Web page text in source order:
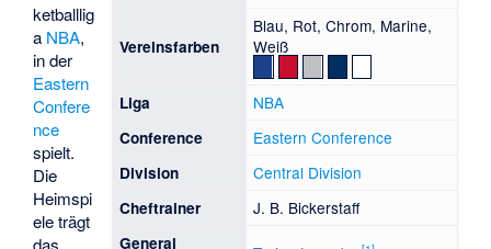
Vereinsfarben
Blau, Rot, Chrom, Marine,
Weiß
Liga NBA
Conference Eastern Conference
Division Central Division
Cheftrainer J. B. Bickerstaff
General
ketballlig
a NBA,
in der
Eastern
Confere
nce
spielt.
Die
Heimspi
ele trägt